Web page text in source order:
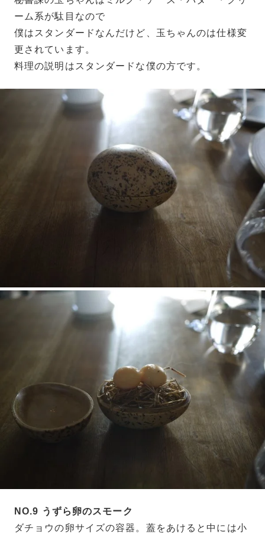
ーム系が駄目なので
僕はスタンダードなんだけど、玉ちゃんのは仕様変
更されています。
料理の説明はスタンダードな僕の方です。
NO.9 うずら卵のスモーク
ダチョウの卵サイズの容器。蓋をあけると中には小